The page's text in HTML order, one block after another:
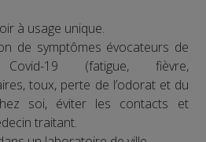
à usage unique.
de symptômes évocateurs de
19 (fatigue, fièvre,
toux, perte de l’odorat et du
soi, éviter les contacts et
traitant.